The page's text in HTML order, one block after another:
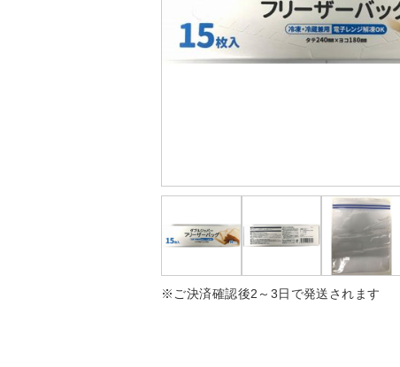
※ご決済確認後2～3日で発送されます